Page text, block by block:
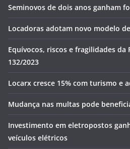
Seminovos de dois anos ganham
Locadoras adotam novo modelo
Equívocos, riscos e fragilidades da
132/2023
Locarx cresce 15% com turismo e
Mudança nas multas pode
Investimento em eletropostos
veículos elétricos